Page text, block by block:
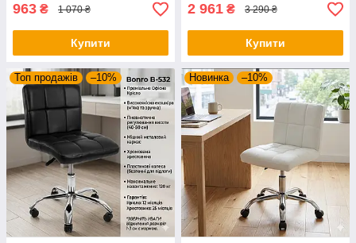
963 ₴ 1 070 ₴
Купити
2 961 ₴ 3 290 ₴
Купити
Топ продажів –10% Новинка –10%